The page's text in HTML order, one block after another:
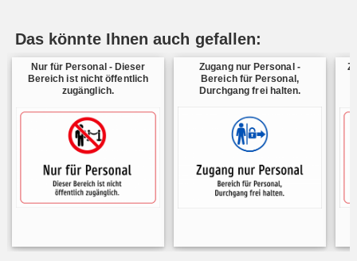
Das könnte Ihnen auch gefallen:
Nur für Personal - Dieser
Bereich ist nicht öffentlich
zugänglich.
Zugang nur Personal -
Bereich für Personal,
Durchgang frei halten.